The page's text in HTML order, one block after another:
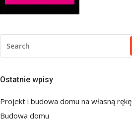
FOR:
Ostatnie wpisy
Projekt i budowa domu na własną rękę
Budowa domu